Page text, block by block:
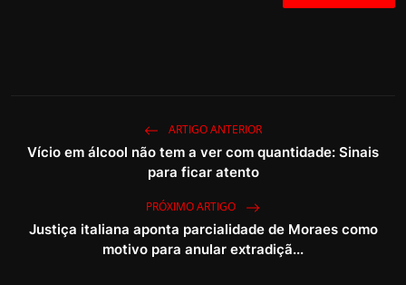
ARTIGO ANTERIOR
Vício em álcool não tem a ver com quantidade: Sinais
para ficar atento
PRÓXIMO ARTIGO
Justiça italiana aponta parcialidade de Moraes como
motivo para anular extradiçã...